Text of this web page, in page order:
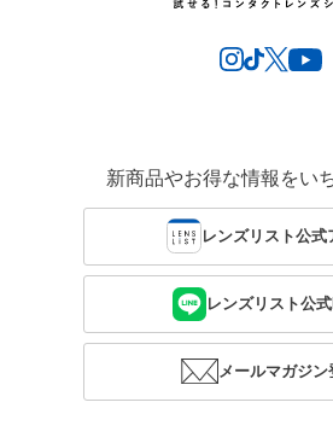
新商品やお得な情報をい
レンズリスト公式
レンズリスト公
メールマガジン